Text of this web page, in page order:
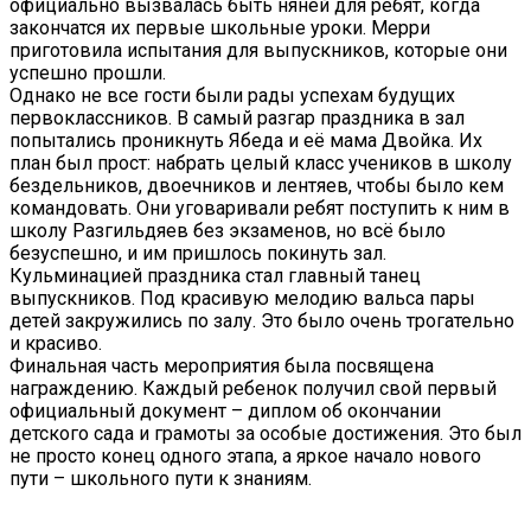
официально вызвалась быть няней для ребят, когда
закончатся их первые школьные уроки. Мерри
приготовила испытания для выпускников, которые они
успешно прошли.
Однако не все гости были рады успехам будущих
первоклассников. В самый разгар праздника в зал
попытались проникнуть Ябеда и её мама Двойка. Их
план был прост: набрать целый класс учеников в школу
бездельников, двоечников и лентяев, чтобы было кем
командовать. Они уговаривали ребят поступить к ним в
школу Разгильдяев без экзаменов, но всё было
безуспешно, и им пришлось покинуть зал.
Кульминацией праздника стал главный танец
выпускников. Под красивую мелодию вальса пары
детей закружились по залу. Это было очень трогательно
и красиво.
Финальная часть мероприятия была посвящена
награждению. Каждый ребенок получил свой первый
официальный документ – диплом об окончании
детского сада и грамоты за особые достижения. Это был
не просто конец одного этапа, а яркое начало нового
пути – школьного пути к знаниям.